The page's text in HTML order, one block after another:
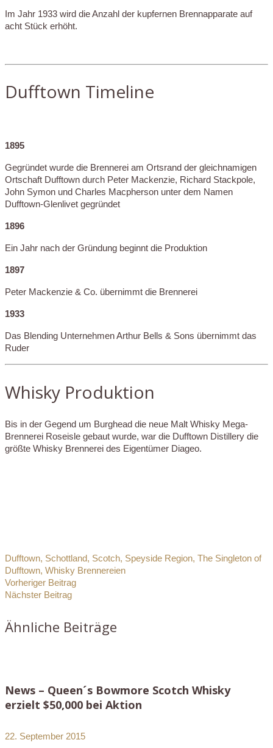
Im Jahr 1933 wird die Anzahl der kupfernen Brennapparate auf
acht Stück erhöht.
Dufftown Timeline
1895
Gegründet wurde die Brennerei am Ortsrand der gleichnamigen
Ortschaft Dufftown durch Peter Mackenzie, Richard Stackpole,
John Symon und Charles Macpherson unter dem Namen
Dufftown-Glenlivet gegründet
1896
Ein Jahr nach der Gründung beginnt die Produktion
1897
Peter Mackenzie & Co. übernimmt die Brennerei
1933
Das Blending Unternehmen Arthur Bells & Sons übernimmt das
Ruder
Whisky Produktion
Bis in der Gegend um Burghead die neue Malt Whisky Mega-
Brennerei Roseisle gebaut wurde, war die Dufftown Distillery die
größte Whisky Brennerei des Eigentümer Diageo.
Dufftown, Schottland, Scotch, Speyside Region, The Singleton of
Dufftown, Whisky Brennereien
Vorheriger Beitrag
Nächster Beitrag
Ähnliche Beiträge
News – Queen´s Bowmore Scotch Whisky
erzielt $50,000 bei Aktion
22. September 2015